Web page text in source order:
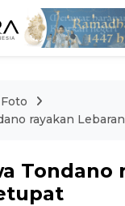
Foto
rayakan
Tondano